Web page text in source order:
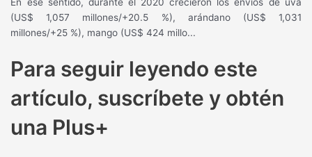
(US$ 1,057 millones/+20.5 %), arándano (US$ 1,031
millones/+25 %), mango (US$ 424 millo...
Para seguir leyendo este
artículo, suscríbete y obtén
una Plus+